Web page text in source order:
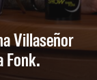
Villaseñor
Fonk.